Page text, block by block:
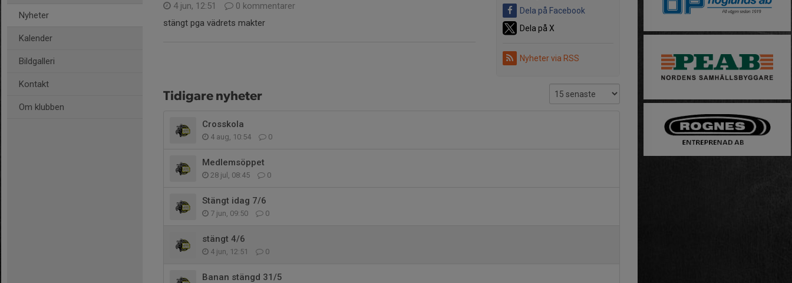
Nyheter
Kalender
Bildgalleri
Kontakt
Om klubben
Dela på Facebook
Dela på X
Nyheter via RSS
4 jun, 12:51
0 kommentarer
stängt pga vädrets makter
Tidigare nyheter
Crosskola
4 aug, 10:54 0
Medlemsöppet
28 jul, 08:45 0
Stängt idag 7/6
7 jun, 09:50 0
stängt 4/6
4 jun, 12:51 0
Banan stängd 31/5